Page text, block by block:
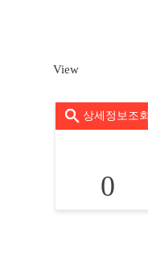
View
상세정보조회
0